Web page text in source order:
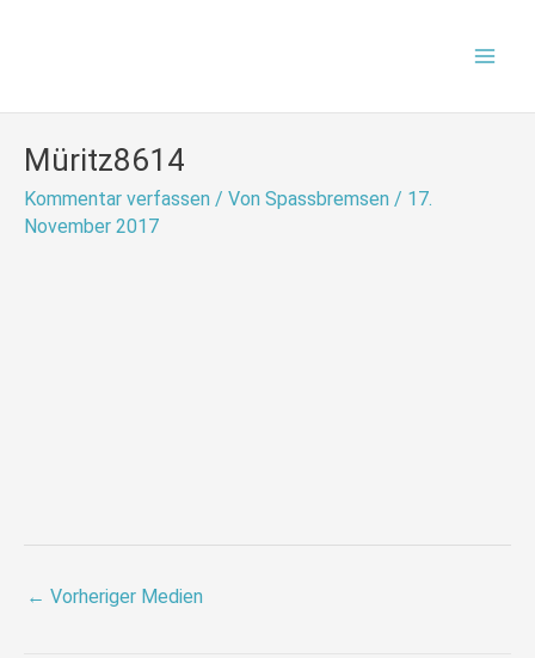
Müritz8614
Kommentar verfassen / Von Spassbremsen / 17.
November 2017
← Vorheriger Medien